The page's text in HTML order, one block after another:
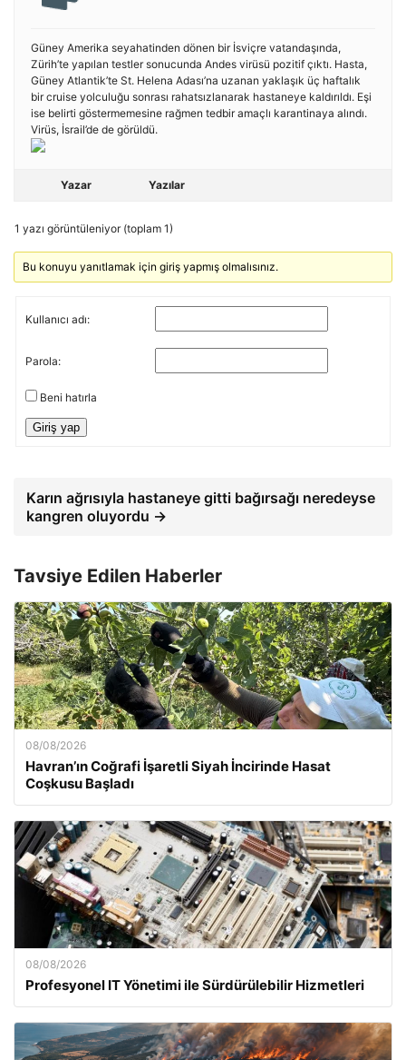
Güney Amerika seyahatinden dönen bir İsviçre vatandaşında,
Zürih’te yapılan testler sonucunda Andes virüsü pozitif çıktı. Hasta,
Güney Atlantik’te St. Helena Adası’na uzanan yaklaşık üç haftalık
bir cruise yolculuğu sonrası rahatsızlanarak hastaneye kaldırıldı. Eşi
ise belirti göstermemesine rağmen tedbir amaçlı karantinaya alındı.
Virüs, İsrail’de de görüldü.
Yazar Yazılar
1 yazı görüntüleniyor (toplam 1)
Bu konuyu yanıtlamak için giriş yapmış olmalısınız.
Kullanıcı adı:
Parola:
Beni hatırla
Giriş yap
Karın ağrısıyla hastaneye gitti bağırsağı neredeyse
kangren oluyordu →
Tavsiye Edilen Haberler
08/08/2026
Havran’ın Coğrafi İşaretli Siyah İncirinde Hasat
Coşkusu Başladı
08/08/2026
Profesyonel IT Yönetimi ile Sürdürülebilir Hizmetleri